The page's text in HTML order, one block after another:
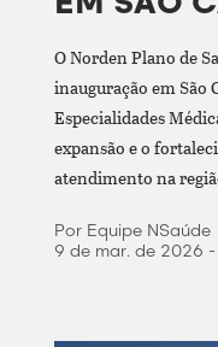
O Norden Plano de
inauguração em São
Especialidades
expansão e o
atendimento na
Por Equipe NSaúde
9 de mar. de 2026